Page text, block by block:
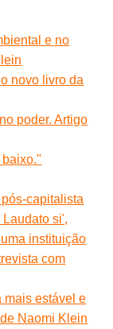
e no
novo livro da
poder. Artigo
capitalista
si',
instituição
com
mais estável e
Naomi Klein